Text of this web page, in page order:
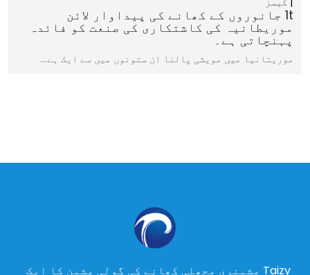
1t جانوروں کے کھانے کی پیداوار لائن
موریطانیہ کی کاشتکاری کی صنعت کو فائدہ
پہنچاتی ہے۔
موریتانیا میں مویشی پالنا ان ستونوں میں سے ایک ہے…
Taizy مشینری مچھلی کھانے کی گولی مشین کا ایک